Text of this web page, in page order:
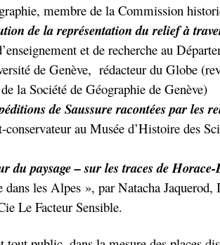
membre de la Commission
de la représentation du relief à
et de recherche au
de Genève, rédacteur du Globe
la Société de Géographie de Genève)
de Saussure racontées par les
conservateur au Musée d’Histoire des
du paysage – sur les traces de Horace-
dans les Alpes », par Natacha
Le Facteur Sensible.